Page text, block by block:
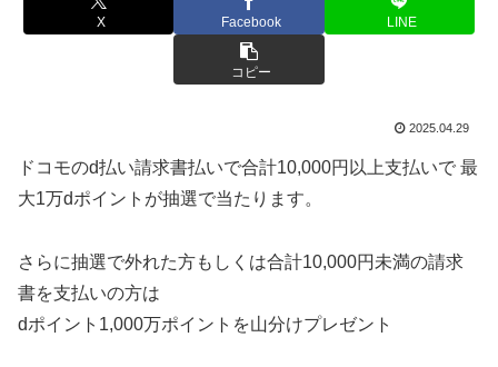
X Facebook LINE
コピー
2025.04.29
ドコモのd払い請求書払いで合計10,000円以上支払いで 最
大1万dポイントが抽選で当たります。
さらに抽選で外れた方もしくは合計10,000円未満の請求
書を支払いの方は
dポイント1,000万ポイントを山分けプレゼント